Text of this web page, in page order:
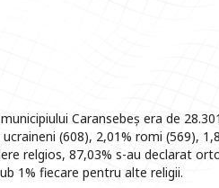
Caransebeș era de
(608), 2,01% romi (569),
relgios, 87,03% s-au declarat
1% fiecare pentru alte religii.